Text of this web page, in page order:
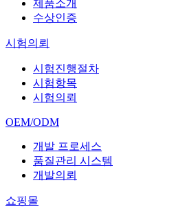
제품소개
수상인증
시험의뢰
시험진행절차
시험항목
시험의뢰
OEM/ODM
개발 프로세스
품질관리 시스템
개발의뢰
쇼핑몰